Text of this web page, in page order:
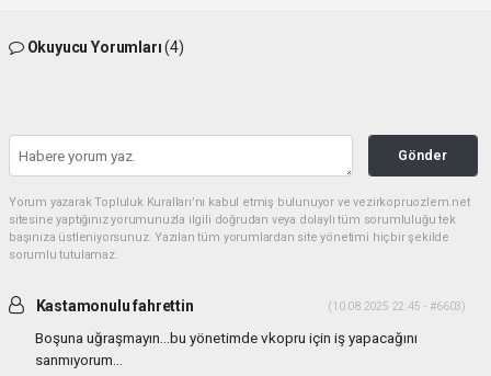
Okuyucu Yorumları(4)
Gönder
Yorum yazarak Topluluk Kuralları’nı kabul etmiş bulunuyor ve vezirkopruozlem.net
sitesine yaptığınız yorumunuzla ilgili doğrudan veya dolaylı tüm sorumluluğu tek
başınıza üstleniyorsunuz. Yazılan tüm yorumlardan site yönetimi hiçbir şekilde
sorumlu tutulamaz.
Kastamonulu fahrettin (10.08.2025 22:45 - #6603)
Boşuna uğraşmayın...bu yönetimde vkopru için iş yapacağını
sanmıyorum...